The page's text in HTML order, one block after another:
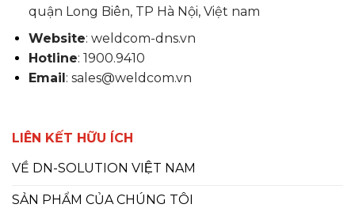
quận Long Biên, TP Hà Nội, Việt nam
Website: weldcom-dns.vn
Hotline: 1900.9410
Email : sales@weldcom.vn
LIÊN KẾT HỮU ÍCH
VỀ DN-SOLUTION VIỆT NAM
SẢN PHẨM CỦA CHÚNG TÔI